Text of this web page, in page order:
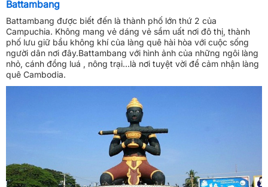
Battambang
Battambang được biết đến là thành phố lớn thứ 2 của
Campuchia. Không mang vẻ dáng vẻ sầm uất nơi đô thị, thành
phố lưu giữ bầu không khí của làng quê hài hòa với cuộc sống
người dân nơi đây.Battambang với hình ảnh của những ngôi làng
nhỏ, cánh đồng luá , nông trại…là nơi tuyệt vời để cảm nhận làng
quê Cambodia.